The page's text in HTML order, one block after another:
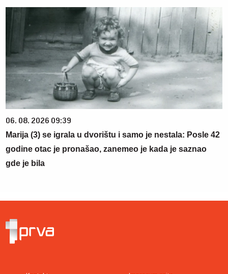
06. 08. 2026 09:39
Marija (3) se igrala u dvorištu i samo je nestala: Posle 42
godine otac je pronašao, zanemeo je kada je saznao
gde je bila